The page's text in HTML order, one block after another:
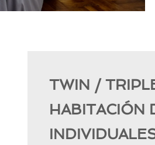
TWIN /
HABITACIÓN